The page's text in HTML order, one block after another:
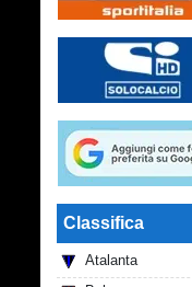
Classifica
Atalanta